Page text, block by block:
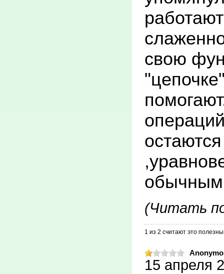
аппарат,
В
ИРКБ
широко
и
работают
свою
(Читать
1 из 2 считают это
15 апреля